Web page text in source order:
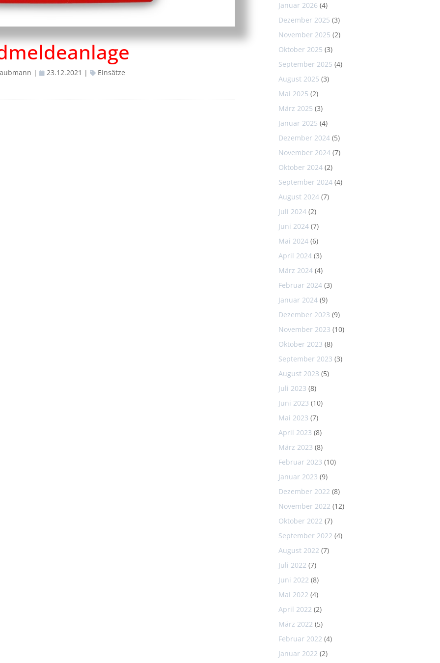
| 23.12.2021 | Einsätze
Januar 2026 (4)
Dezember 2025 (3)
November 2025 (2)
Oktober 2025 (3)
September 2025 (4)
August 2025 (3)
Mai 2025 (2)
März 2025 (3)
Januar 2025 (4)
Dezember 2024 (5)
November 2024 (7)
Oktober 2024 (2)
September 2024 (4)
August 2024 (7)
Juli 2024 (2)
Juni 2024 (7)
Mai 2024 (6)
April 2024 (3)
März 2024 (4)
Februar 2024 (3)
Januar 2024 (9)
Dezember 2023 (9)
November 2023 (10)
Oktober 2023 (8)
September 2023 (3)
August 2023 (5)
Juli 2023 (8)
Juni 2023 (10)
Mai 2023 (7)
April 2023 (8)
März 2023 (8)
Februar 2023 (10)
Januar 2023 (9)
Dezember 2022 (8)
November 2022 (12)
Oktober 2022 (7)
September 2022 (4)
August 2022 (7)
Juli 2022 (7)
Juni 2022 (8)
Mai 2022 (4)
April 2022 (2)
März 2022 (5)
Februar 2022 (4)
Januar 2022 (2)